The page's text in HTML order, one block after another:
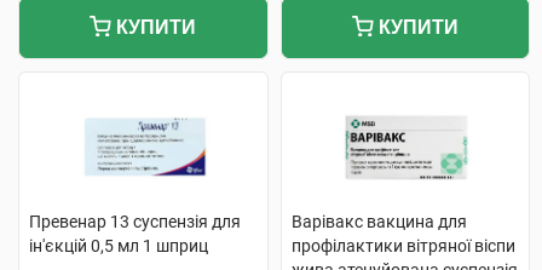
КУПИТИ КУПИТИ
Превенар 13 суспензія для
ін'єкцій 0,5 мл 1 шприц
Варівакс вакцина для
профілактики вітряної віспи